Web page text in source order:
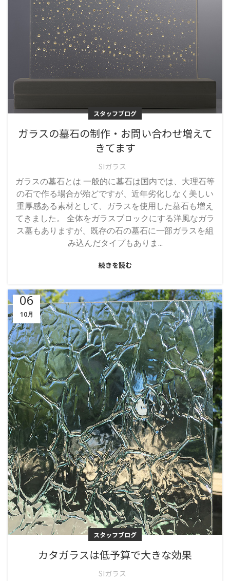
スタッフブログ
ガラスの墓石の制作・お問い合わせ増えて
きてます
SIガラス
ガラスの墓石とは 一般的に墓石は国内では、大理石等
の石で作る場合が殆どですが、近年劣化しなく美しい
重厚感ある素材として、ガラスを使用した墓石も増え
てきました。 全体をガラスブロックにする洋風なガラ
ス墓もありますが、既存の石の墓石に一部ガラスを組
み込んだタイプもありま...
続きを読む
06
10月
スタッフブログ
カタガラスは低予算で大きな効果
SIガラス